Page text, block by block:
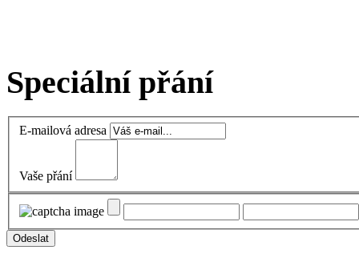
Speciální přání
E-mailová adresa
Vaše přání